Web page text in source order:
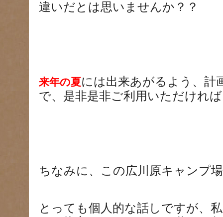
違いだとは思いませんか？？
来年の夏には出来あがるよう、計
で、是非是非ご利用いただけれ
ちなみに、この広川原キャンプ
とっても個人的な話しですが、